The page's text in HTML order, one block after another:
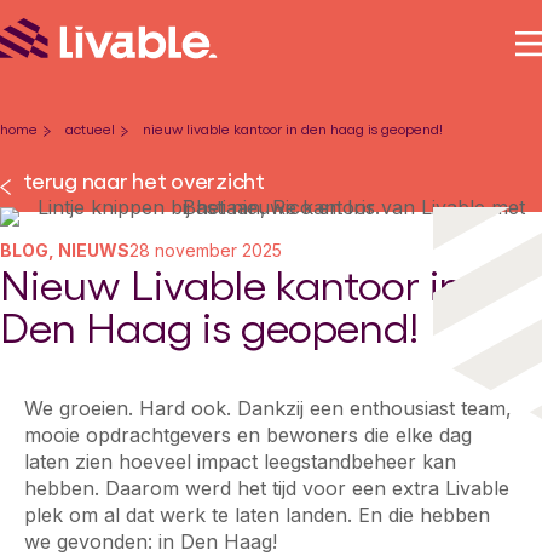
home - actueel - nieuw livable kantoor in den haag is geopend!
terug naar het overzicht
BLOG, NIEUWS28 november 2025
Nieuw Livable kantoor in
Den Haag is geopend!
We groeien. Hard ook. Dankzij een enthousiast team,
mooie opdrachtgevers en bewoners die elke dag
laten zien hoeveel impact leegstandbeheer kan
hebben. Daarom werd het tijd voor een extra Livable
plek om al dat werk te laten landen. En die hebben
we gevonden: in Den Haag!